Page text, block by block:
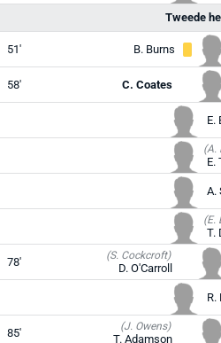
Tweede
51' B. Burns
58' C. Coates
E.
(A.
E.
A.
(E.
T.
78' (S. Cockcroft)
D. O'Carroll
R.
85' (J. Owens)
T. Adamson